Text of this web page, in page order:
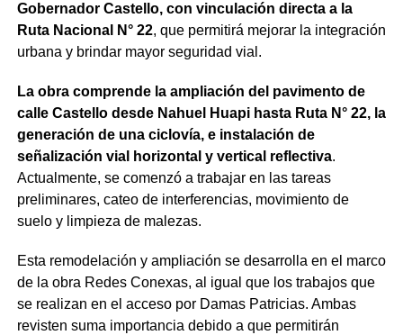
Gobernador Castello, con vinculación directa a la
Ruta Nacional N° 22, que permitirá mejorar la integración
urbana y brindar mayor seguridad vial.
La obra comprende la ampliación del pavimento de
calle Castello desde Nahuel Huapi hasta Ruta N° 22, la
generación de una ciclovía, e instalación de
señalización vial horizontal y vertical reflectiva.
Actualmente, se comenzó a trabajar en las tareas
preliminares, cateo de interferencias, movimiento de
suelo y limpieza de malezas.
Esta remodelación y ampliación se desarrolla en el marco
de la obra Redes Conexas, al igual que los trabajos que
se realizan en el acceso por Damas Patricias. Ambas
revisten suma importancia debido a que permitirán